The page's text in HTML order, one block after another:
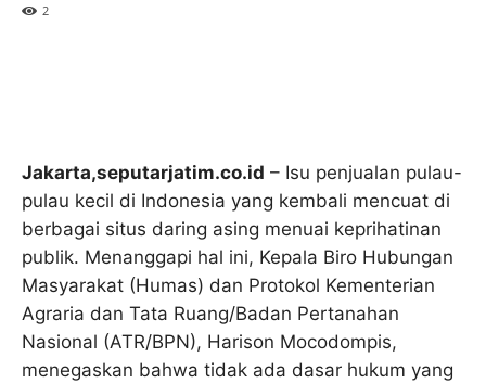
2
Jakarta,seputarjatim.co.id – Isu penjualan pulau-
pulau kecil di Indonesia yang kembali mencuat di
berbagai situs daring asing menuai keprihatinan
publik. Menanggapi hal ini, Kepala Biro Hubungan
Masyarakat (Humas) dan Protokol Kementerian
Agraria dan Tata Ruang/Badan Pertanahan
Nasional (ATR/BPN), Harison Mocodompis,
menegaskan bahwa tidak ada dasar hukum yang